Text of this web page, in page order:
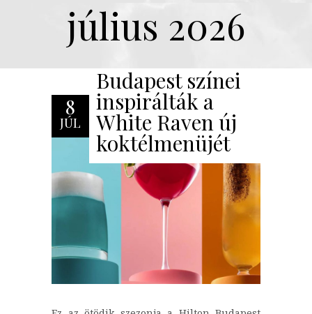
július 2026
8
JÚL
Budapest színei
inspirálták a
White Raven új
koktélmenüjét